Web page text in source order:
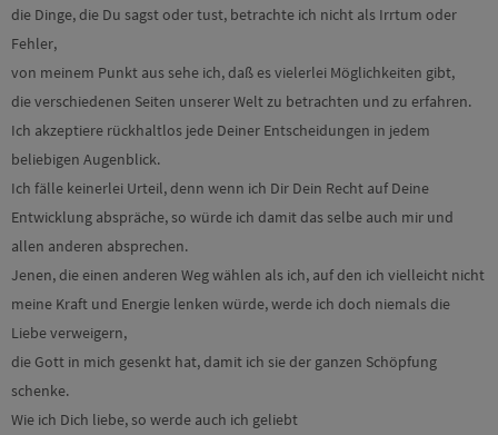
die Dinge, die Du sagst oder tust, betrachte ich nicht als Irrtum oder
Fehler,
von meinem Punkt aus sehe ich, daß es vielerlei Möglichkeiten gibt,
die verschiedenen Seiten unserer Welt zu betrachten und zu erfahren.
Ich akzeptiere rückhaltlos jede Deiner Entscheidungen in jedem
beliebigen Augenblick.
Ich fälle keinerlei Urteil, denn wenn ich Dir Dein Recht auf Deine
Entwicklung abspräche, so würde ich damit das selbe auch mir und
allen anderen absprechen.
Jenen, die einen anderen Weg wählen als ich, auf den ich vielleicht nicht
meine Kraft und Energie lenken würde, werde ich doch niemals die
Liebe verweigern,
die Gott in mich gesenkt hat, damit ich sie der ganzen Schöpfung
schenke.
Wie ich Dich liebe, so werde auch ich geliebt